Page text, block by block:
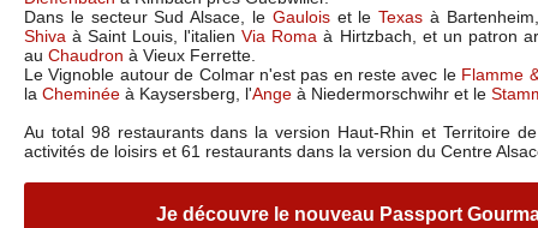
Dans le secteur Sud Alsace, le Gauloiset leTexas à
Shiva à Saint Louis, l'italienVia Roma à Hirtzbach, et un patron
au Chaudron à Vieux Ferrette.
Le Vignoble autour de Colmar n'est pas en reste avec le Flamme
la Cheminée à Kaysersberg, l'Ange à Niedermorschwihr et le
Au total 98 restaurants dans la version Haut-Rhin et Territoire
activités de loisirs et 61 restaurants dans la version du Centre
Je découvre le nouveau Passport